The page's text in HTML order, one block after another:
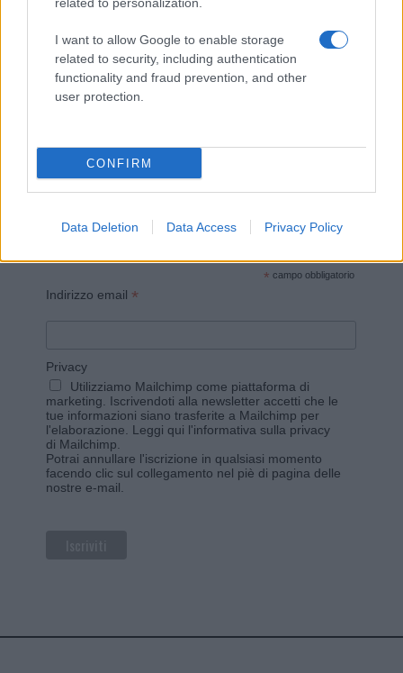
I want to allow Google to enable storage
related to security, including authentication
functionality and fraud prevention, and other
user protection.
CONFIRM
Data Deletion Data Access Privacy Policy
Invia un Comunicato Stampa|Pubblicità|
Vuoi rimanere sempre aggiornato?
Iscriviti alla newsletter di Gallura Oggi e ricevi le nostre
sul sito web!
* campo obbligatorio
Indirizzo email *
Privacy
Utilizziamo Mailchimp come piattaforma di
marketing. Iscrivendoti alla newsletter accetti che le
tue informazioni siano trasferite a Mailchimp per
l'elaborazione. Leggi qui l'informativa sulla privacy
di Mailchimp
Potrai annullare l'iscrizione in qualsiasi momento
facendo clic sul collegamento nel piè di pagina delle
nostre e-mail.